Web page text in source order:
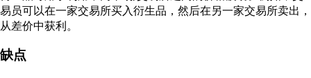
易员可以在一家交易所买入衍生品，然后在另一家交易所卖出，
从差价中获利。
缺点